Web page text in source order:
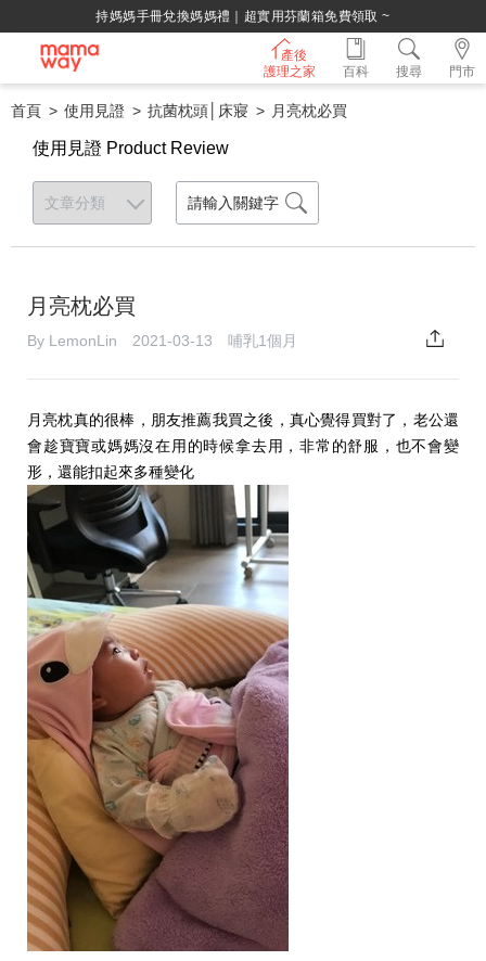
持媽媽手冊兌換媽媽禮｜超實用芬蘭箱免費領取 ~
產後
護理之家
門市
百科 搜尋
首頁 使用見證 抗菌枕頭│床寢 月亮枕必買
使用見證 Product Review
月亮枕必買
By LemonLin 2021-03-13 哺乳1個月
月亮枕真的很棒，朋友推薦我買之後，真心覺得買對了，老公還
會趁寶寶或媽媽沒在用的時候拿去用，非常的舒服，也不會變
形，還能扣起來多種變化